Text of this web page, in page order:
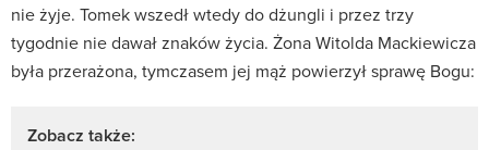
nie żyje. Tomek wszedł wtedy do dżungli i przez trzy
tygodnie nie dawał znaków życia. Żona Witolda Mackiewicza
była przerażona, tymczasem jej mąż powierzył sprawę Bogu:
Zobacz także: